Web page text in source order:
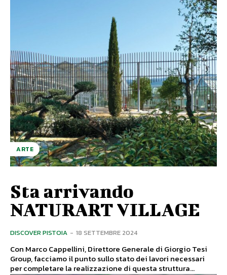
ARTE
Sta arrivando
NATURART VILLAGE
DISCOVER PISTOIA - 18 SETTEMBRE 2024
Con Marco Cappellini, Direttore Generale di Giorgio Tesi
Group, facciamo il punto sullo stato dei lavori necessari
per completare la realizzazione di questa struttura...